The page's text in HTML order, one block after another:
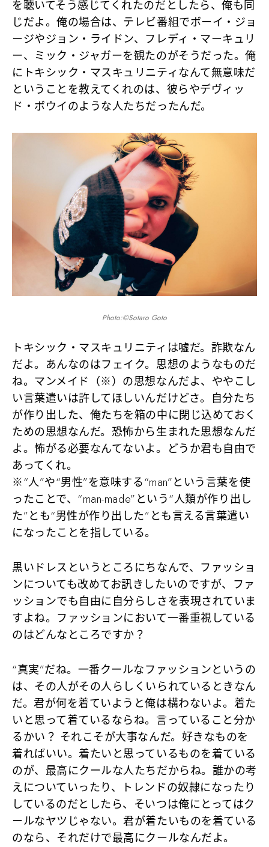
を聴いてそう感じてくれたのだとしたら、俺も同
じだよ。俺の場合は、テレビ番組でボーイ・ジョ
ージやジョン・ライドン、フレディ・マーキュリ
ー、ミック・ジャガーを観たのがそうだった。俺
にトキシック・マスキュリニティなんて無意味だ
ということを教えてくれのは、彼らやデヴィッ
ド・ボウイのような人たちだったんだ。
Photo:©Sotaro Goto
トキシック・マスキュリニティは嘘だ。詐欺なん
だよ。あんなのはフェイク。思想のようなものだ
ね。マンメイド（※）の思想なんだよ、ややこし
い言葉遣いは許してほしいんだけどさ。自分たち
が作り出した、俺たちを箱の中に閉じ込めておく
ための思想なんだ。恐怖から生まれた思想なんだ
よ。怖がる必要なんてないよ。どうか君も自由で
あってくれ。
※“人”や“男性”を意味する“man”という言葉を使
ったことで、“man-made”という“人類が作り出し
た”とも“男性が作り出した”とも言える言葉遣い
になったことを指している。
黒いドレスというところにちなんで、ファッショ
ンについても改めてお訊きしたいのですが、ファ
ッションでも自由に自分らしさを表現されていま
すよね。ファッションにおいて一番重視している
のはどんなところですか？
“真実”だね。一番クールなファッションというの
は、その人がその人らしくいられているときなん
だ。君が何を着ていようと俺は構わないよ。着た
いと思って着ているならね。言っていること分か
るかい？ それこそが大事なんだ。好きなものを
着ればいい。着たいと思っているものを着ている
のが、最高にクールな人たちだからね。誰かの考
えについていったり、トレンドの奴隷になったり
しているのだとしたら、そいつは俺にとってはク
ールなヤツじゃない。君が着たいものを着ている
のなら、それだけで最高にクールなんだよ。